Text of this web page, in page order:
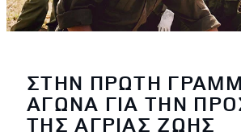
ΣΤΗΝ ΠΡΩΤΗ
ΑΓΩΝΑ ΓΙΑ ΤΗΝ
ΤΗΣ ΑΓΡΙΑΣ ΖΩΗΣ